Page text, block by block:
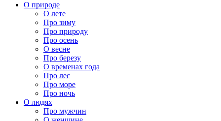
О природе
О лете
Про зиму
Про природу
Про осень
О весне
Про березу
О временах года
Про лес
Про море
Про ночь
О людях
Про мужчин